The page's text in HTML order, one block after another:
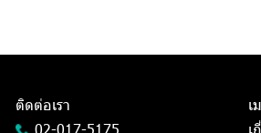
ติดต่อเรา
02-017-5175
เ
เ